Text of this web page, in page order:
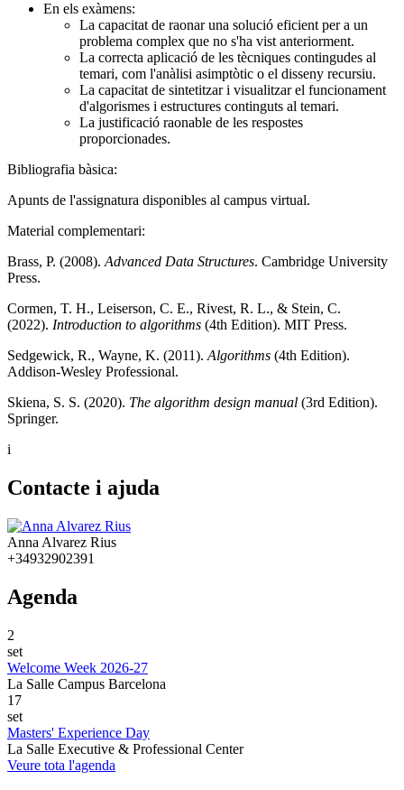
En els exàmens:
La capacitat de raonar una solució eficient per a un
problema complex que no s'ha vist anteriorment.
La correcta aplicació de les tècniques contingudes al
temari, com l'anàlisi asimptòtic o el disseny recursiu.
La capacitat de sintetitzar i visualitzar el funcionament
d'algorismes i estructures continguts al temari.
La justificació raonable de les respostes
proporcionades.
Bibliografia bàsica:
Apunts de l'assignatura disponibles al campus virtual.
Material complementari:
Brass, P. (2008). Advanced Data Structures. Cambridge University
Press.
Cormen, T. H., Leiserson, C. E., Rivest, R. L., & Stein, C.
(2022). Introduction to algorithms (4th Edition). MIT Press.
Sedgewick, R., Wayne, K. (2011). Algorithms (4th Edition).
Addison-Wesley Professional.
Skiena, S. S. (2020). The algorithm design manual (3rd Edition).
Springer.
i
Contacte i ajuda
Anna Alvarez Rius
+34932902391
Agenda
2
set
Welcome Week 2026-27
La Salle Campus Barcelona
17
set
Masters' Experience Day
La Salle Executive & Professional Center
Veure tota l'agenda